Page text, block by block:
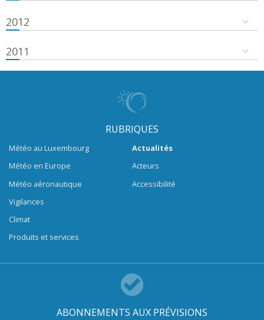
2012
2011
RUBRIQUES
Météo au Luxembourg
Météo en Europe
Météo aéronautique
Vigilances
Climat
Produits et services
Actualités
Acteurs
Accessibilité
ABONNEMENTS AUX PRÉVISIONS